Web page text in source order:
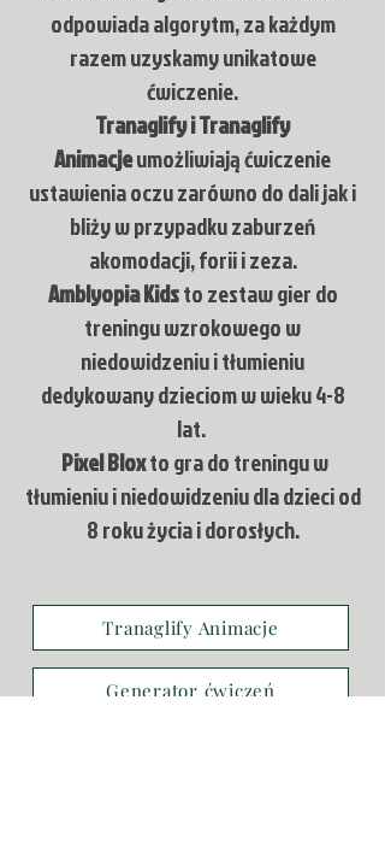
odpowiada algorytm, za każdym
razem uzyskamy unikatowe
ćwiczenie.
Tranaglify i Tranaglify
Animacjeumożliwiają ćwiczenie
ustawienia oczu zarówno do dali jak i
bliży w przypadku zaburzeń
akomodacji, forii i zeza.
Amblyopia Kidsto zestaw gier do
treningu wzrokowego w
niedowidzeniu i tłumieniu
dedykowany dzieciom w wieku 4-8
lat.
Pixel Bloxto gra do treningu w
tłumieniu i niedowidzeniu dla dzieci od
8 roku życia i dorosłych.
Tranaglify Animacje
Generator ćwiczeń